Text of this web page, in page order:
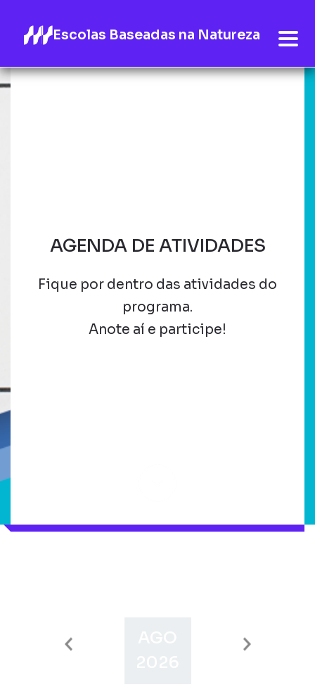
Escolas Baseadas na Natureza
AGENDA DE ATIVIDADES
Fique por dentro das atividades do
programa.
Anote aí e participe!
SET